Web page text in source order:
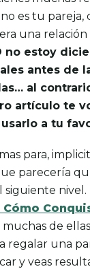
es tu pareja,
una
no estoy
antes de
al
artículo te
a tu
para,
parecería
nivel.
de
regalar una
y veas